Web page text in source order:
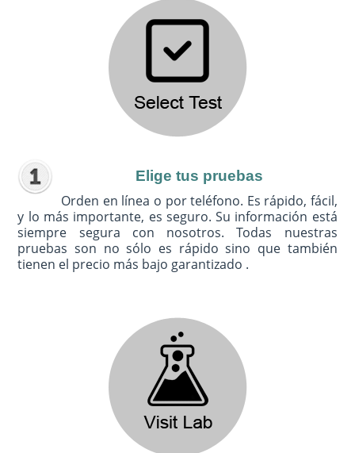
Elige tus pruebas
Orden en línea o por teléfono. Es rápido, fácil,
y lo más importante, es seguro. Su información está
siempre segura con nosotros. Todas nuestras
pruebas son no sólo es rápido sino que también
tienen el precio más bajo garantizado .